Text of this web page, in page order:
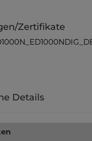
Zertifikate
Details